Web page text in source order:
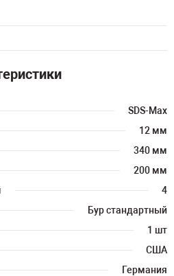
SDS-Max
12 мм
340 мм
200 мм
4
Бур стандартный
1 шт
США
Германия